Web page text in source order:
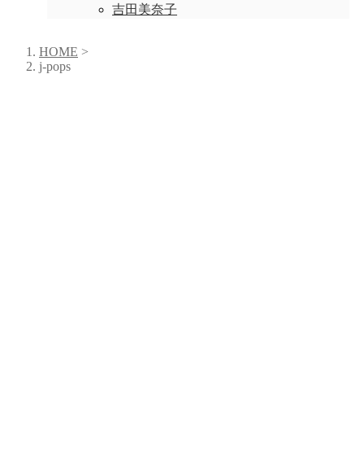
吉田美奈子
HOME >
j-pops